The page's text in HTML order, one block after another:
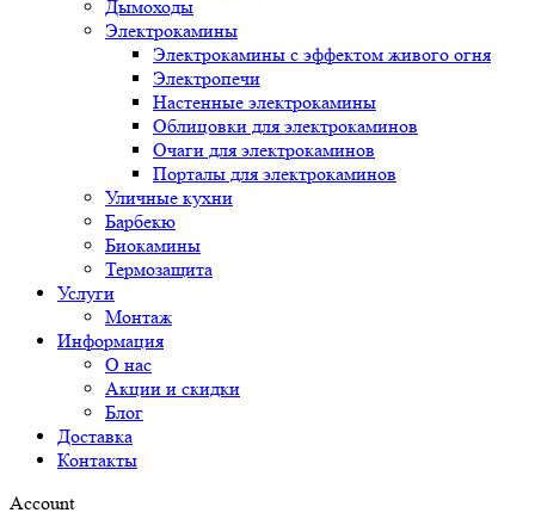
Дымоходы
Электрокамины
Электрокамины с эффектом живого огня
Электропечи
Настенные электрокамины
Облицовки для электрокаминов
Очаги для электрокаминов
Порталы для электрокаминов
Уличные кухни
Барбекю
Биокамины
Термозащита
Услуги
Монтаж
Информация
О нас
Акции и скидки
Блог
Доставка
Контакты
Account